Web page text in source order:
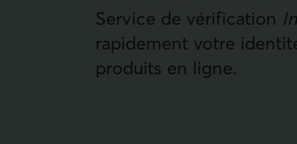
Service de vérification
rapidement votre
produits en ligne.